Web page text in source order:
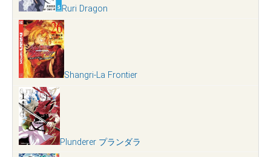
Ruri Dragon
Shangri-La Frontier
Plunderer プランダラ